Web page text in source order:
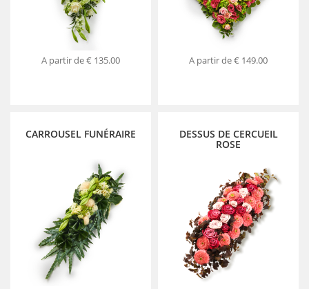
A partir de€ 135.00 A partir de€ 149.00
CARROUSEL FUNÉRAIRE DESSUS DE CERCUEIL
ROSE